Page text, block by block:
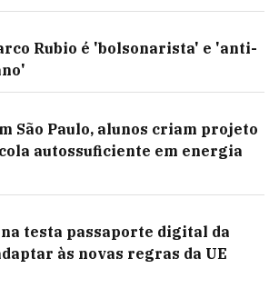
Rubio é 'bolsonarista' e 'anti-
São Paulo, alunos criam projeto
autossuficiente em energia
testa passaporte digital da
às novas regras da UE